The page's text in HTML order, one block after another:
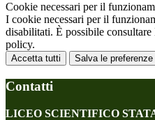
Cookie necessari per il
I cookie necessari per il
disabilitati. È possibile
policy.
Accetta tutti Salva le preferenze
Contatti
LICEO SCIENTIFICO